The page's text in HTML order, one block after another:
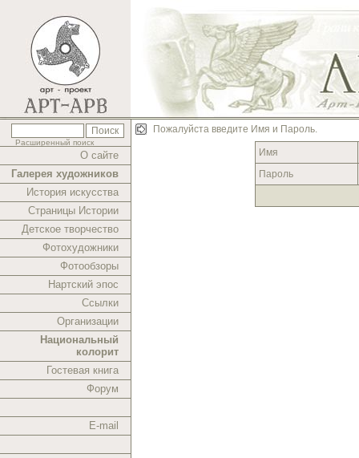
Расширенный поиск
О сайте
Галерея художников
История искусства
Страницы Истории
Детское творчество
Фотохудожники
Фотообзоры
Нартский эпос
Ссылки
Организации
Национальный
колорит
Гостевая книга
Форум
E-mail
Пожалуйста введите Имя и Пароль.
Имя
Пароль